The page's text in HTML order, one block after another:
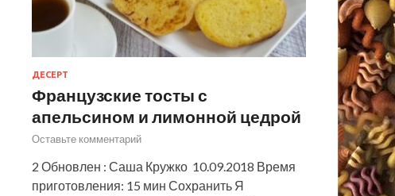
ДЕСЕРТ
Французские тосты с
апельсином и лимонной цедрой
Оставьте комментарий
2 Обновлен : Саша Кружко 10.09.2018 Время
приготовления: 15 мин Сохранить Я